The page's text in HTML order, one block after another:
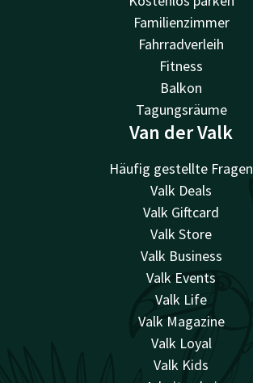
Familienzimmer
Fahrradverleih
Fitness
Balkon
Tagungsräume
Van der Valk
Häufig gestellte Fragen
Valk Deals
Valk Giftcard
Valk Store
Valk Business
Valk Events
Valk Life
Valk Magazine
Valk Loyal
Valk Kids